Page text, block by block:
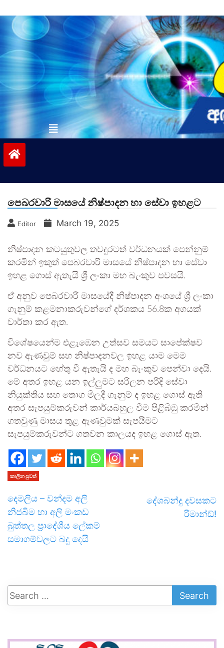
to
contentvinivida.lk
පෙබරවාරි මාසයේ නිෂ්පාදන හා සේවා ඉහළට
Editor March 19, 2025
නිෂ්පාදන කටයුතුවල තවදුරටත් වර්ධනයක් පෙන්නුම්
කරමින් ඉකුත් පෙබරවාරි මාසයේ නිෂ්පාදන හා සේවා
ඉහළ ගොස් ඇතැයි ශ්‍රී ලංකා මහ බැංකුව පවසයි.
ඒ අනුව පෙබරවාරි මාසයේදී නිෂ්පාදන අංශයේ ශ්‍රී ලංකා
ගැනුම් කළමනාකරුවන්ගේ දර්ශකය 56.8ක අගයක්
වාර්තා කර ඇත.
විශේෂයෙන්ම එළැඹෙන උත්සව සමයට සාපේක්ෂව
නව ඇණවුම් සහ නිෂ්පාදනවල ඉහළ යාම මෙම
වර්ධනයට හේතු වී ඇතැයි ද මහ බැංකුව පෙන්වා දෙයි.
මේ අතර ඉහළ යන ඉල්ලුමට සරිලන පරිදි සේවා
නියුක්තිය සහ තොග මිලදී ගැනුම් ද ඉහළ ගොස් ඇති
අතර සැපයුම්කරුවන් කාර්යබහුල වීම පිළිබිඹු කරමින්
ගතවුණු මාසය තුළ ඇණවුමක් සැපයීමට
සැපයුම්කරුවන්ට ගතවන කාලයද ඉහළ ගොස් ඇත.
කාලීන පුවත්
දෙමලිය – වන්දම අලි
නිජබිම හා අලි මංකඩ
බුත්තල ප්‍රාදේශීය ලේකම්
සමාගම්වලට බදු දෙයි
දේශබන්දු දවසකට
රිමාන්ඩ්!